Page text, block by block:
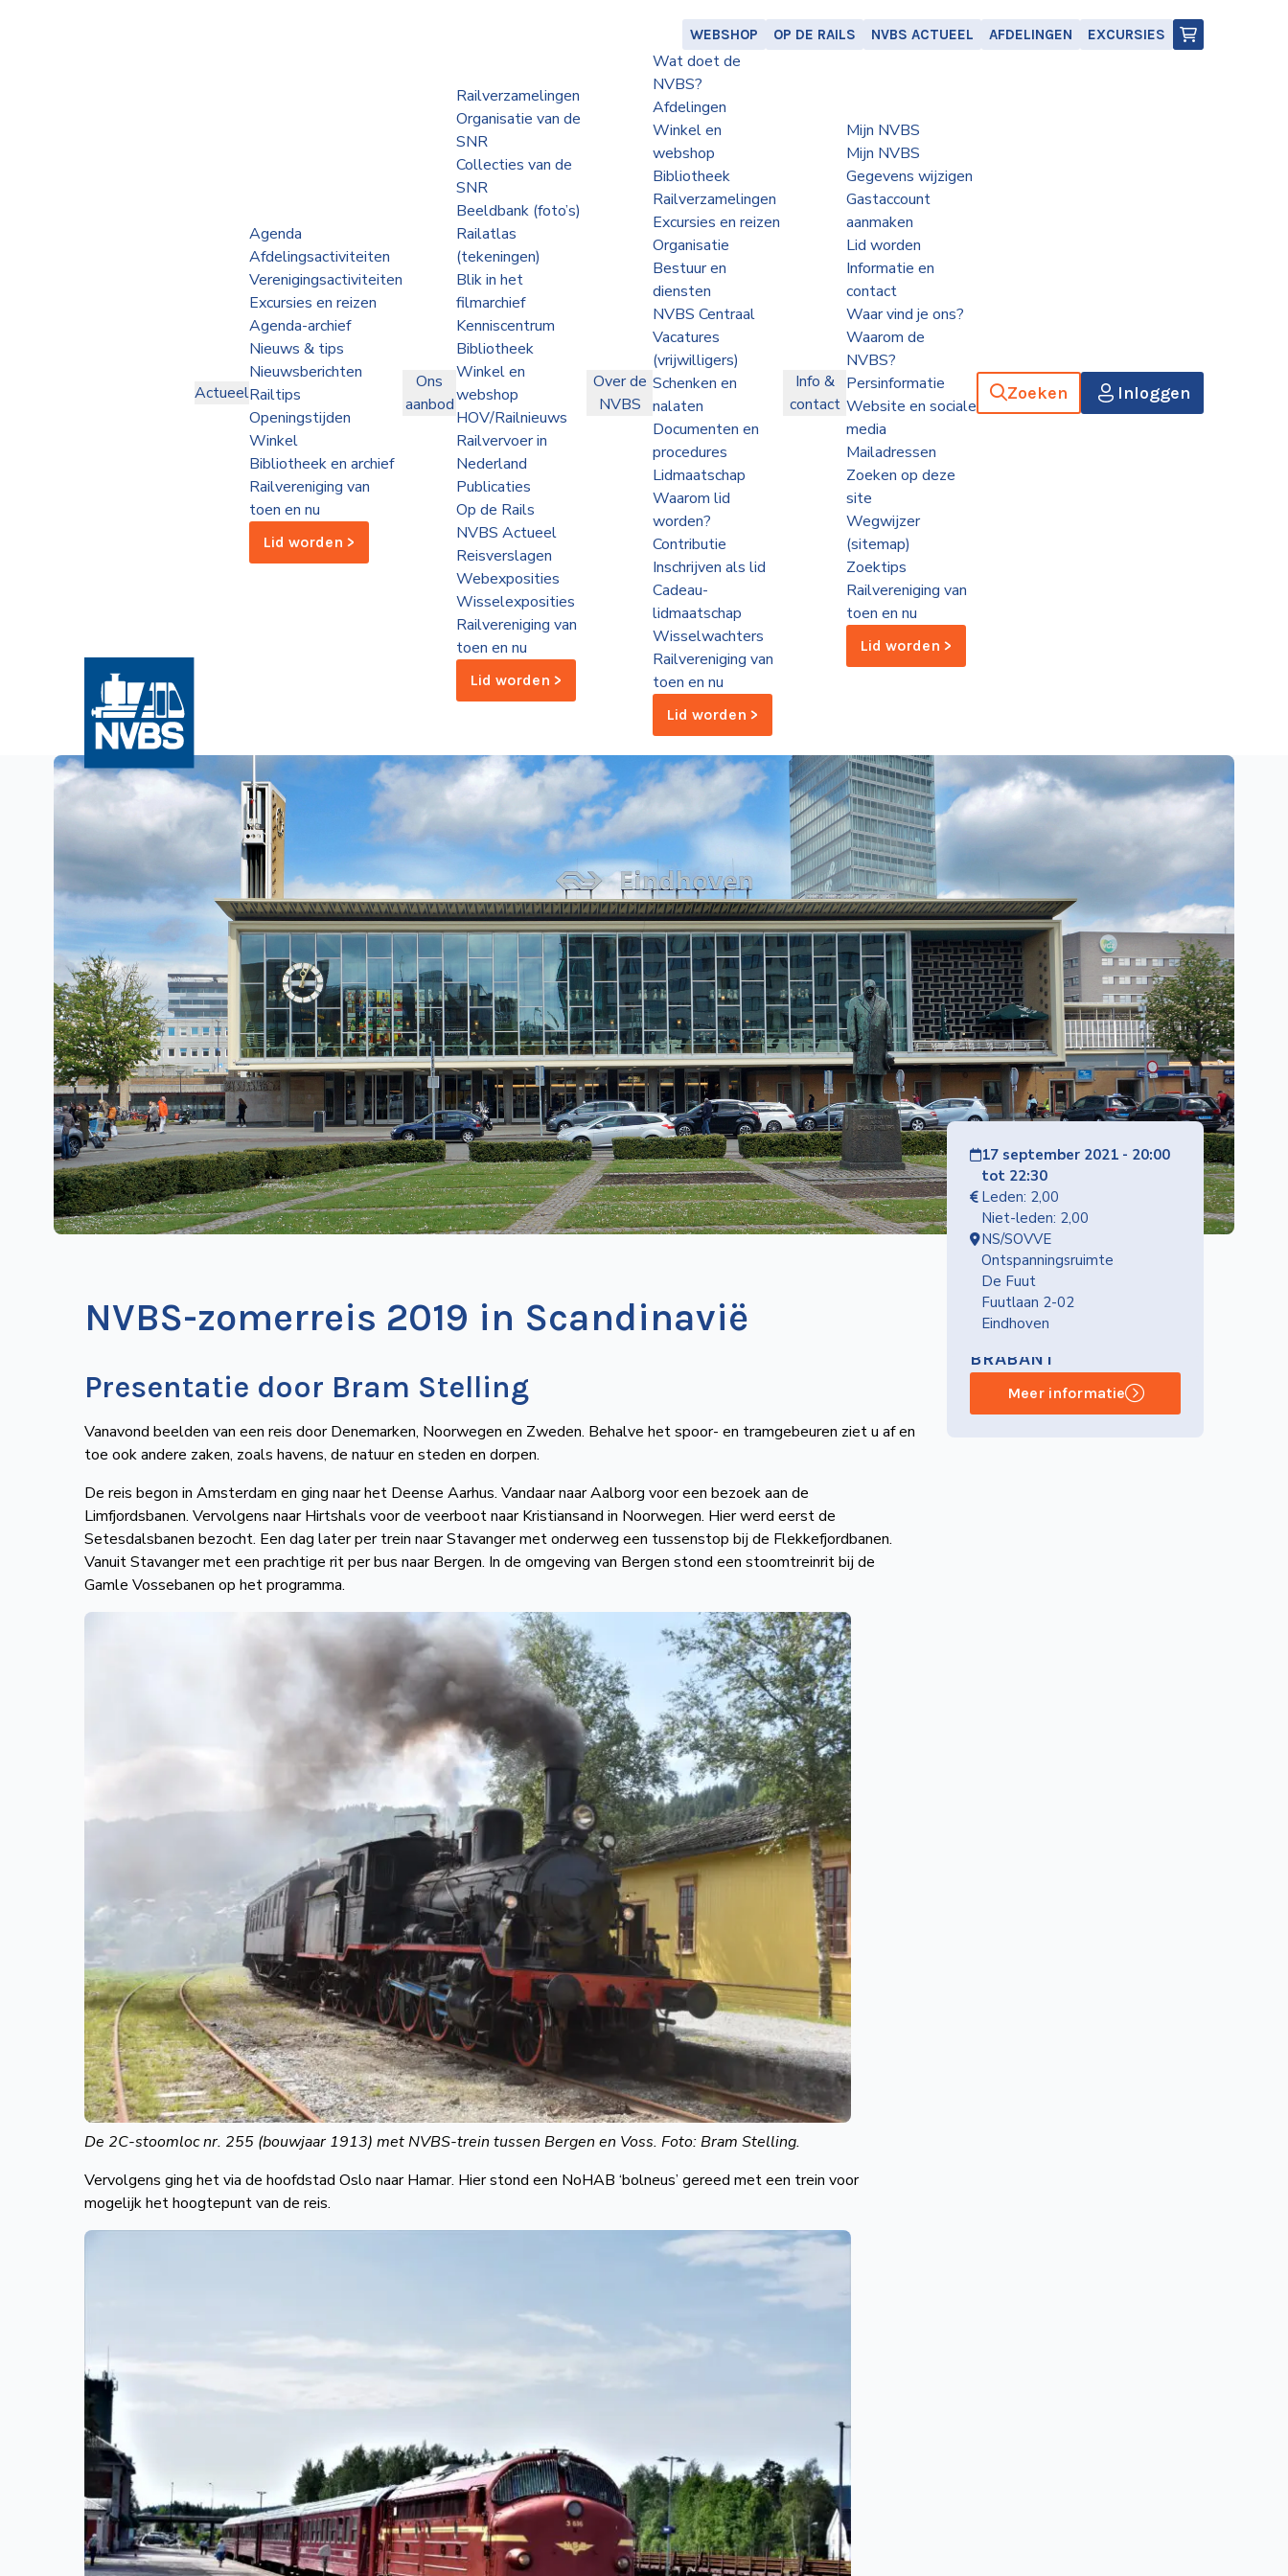
WEBSHOP OP DE RAILS NVBS ACTUEEL AFDELINGEN EXCURSIES
Actueel
Agenda
Afdelingsactiviteiten
Verenigingsactiviteiten
Excursies en reizen
Agenda-archief
Nieuws & tips
Nieuwsberichten
Railtips
Openingstijden
Winkel
Bibliotheek en archief
Railvereniging van
toen en nu
Lid worden >
Ons
aanbod
Railverzamelingen
Organisatie van de
SNR
Collecties van de
SNR
Beeldbank (foto’s)
Railatlas
(tekeningen)
Blik in het
filmarchief
Kenniscentrum
Bibliotheek
Winkel en
webshop
HOV/Railnieuws
Railvervoer in
Nederland
Publicaties
Op de Rails
NVBS Actueel
Reisverslagen
Webexposities
Wisselexposities
Railvereniging van
toen en nu
Lid worden >
Over de
NVBS
Wat doet de
NVBS?
Afdelingen
Winkel en
webshop
Bibliotheek
Railverzamelingen
Excursies en reizen
Organisatie
Bestuur en
diensten
NVBS Centraal
Vacatures
(vrijwilligers)
Schenken en
nalaten
Documenten en
procedures
Lidmaatschap
Waarom lid
worden?
Contributie
Inschrijven als lid
Cadeau-
lidmaatschap
Wisselwachters
Railvereniging van
toen en nu
Lid worden >
Info &
contact
Mijn NVBS
Mijn NVBS
Gegevens wijzigen
Gastaccount
aanmaken
Lid worden
Informatie en
contact
Waar vind je ons?
Waarom de
NVBS?
Persinformatie
Website en sociale
media
Mailadressen
Zoeken op deze
site
Wegwijzer
(sitemap)
Zoektips
Railvereniging van
toen en nu
Lid worden >
Zoeken Inloggen
17 september 2021 - 20:00
tot 22:30
Leden: 2,00
Niet-leden: 2,00
NS/SOVVE
Ontspanningsruimte
De Fuut
Fuutlaan 2-02
Eindhoven
NVBS-zomerreis 2019 in Scandinavië
Presentatie door Bram Stelling
Vanavond beelden van een reis door Denemarken, Noorwegen en Zweden. Behalve het spoor- en tramgebeuren ziet u af en
toe ook andere zaken, zoals havens, de natuur en steden en dorpen.
De reis begon in Amsterdam en ging naar het Deense Aarhus. Vandaar naar Aalborg voor een bezoek aan de
Limfjordsbanen. Vervolgens naar Hirtshals voor de veerboot naar Kristiansand in Noorwegen. Hier werd eerst de
Setesdalsbanen bezocht. Een dag later per trein naar Stavanger met onderweg een tussenstop bij de Flekkefjordbanen.
Vanuit Stavanger met een prachtige rit per bus naar Bergen. In de omgeving van Bergen stond een stoomtreinrit bij de
Gamle Vossebanen op het programma.
De 2C-stoomloc nr. 255 (bouwjaar 1913) met NVBS-trein tussen Bergen en Voss. Foto: Bram Stelling.
Vervolgens ging het via de hoofdstad Oslo naar Hamar. Hier stond een NoHAB ‘bolneus’ gereed met een trein voor
mogelijk het hoogtepunt van de reis.
NVBS-AFDELING OOST-
BRABANT
Meer informatie